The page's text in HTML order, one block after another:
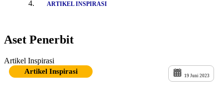
ARTIKEL INSPIRASI
Aset Penerbit
Artikel Inspirasi
Artikel Inspirasi
19 Juni 2023